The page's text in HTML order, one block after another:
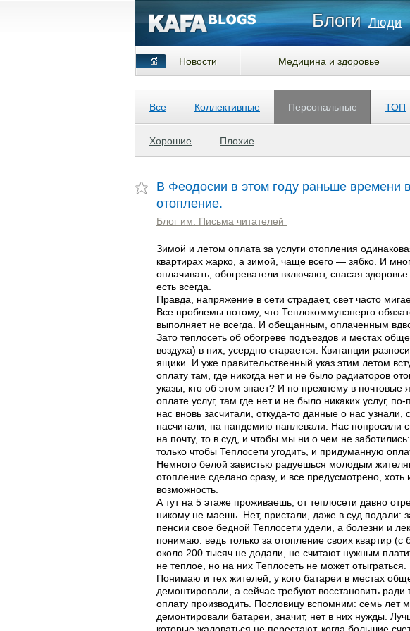
Блоги Люди
Новости Медицина и здоровье
Все Коллективные Персональные
Хорошие Плохие
ТОП
В Феодосии в этом году раньше времени
отопление.
Блог им. Письма читателей
Зимой и летом оплата за услуги отопления
квартирах жарко, а зимой, чаще всего — зябко. И
оплачивать, обогреватели включают, спасая
есть всегда.
Правда, напряжение в сети страдает, свет часто
Все проблемы потому, что Теплокоммунэнерго
выполняет не всегда. И обещанным, оплаченным
Зато теплосеть об обогреве подъездов и местах
воздуха) в них, усердно старается. Квитанции
ящики. И уже правительственный указ этим летом
оплату там, где никогда нет и не было радиаторов
указы, кто об этом знает? И по прежнему в почтовые
оплате услуг, там где нет и не было никаких услуг,
нас вновь засчитали, откуда-то данные о нас узнали,
насчитали, на пандемию наплевали. Нас попросили
на почту, то в суд, и чтобы мы ни о чем не
только чтобы Теплосети угодить, и придуманную
Немного белой завистью радуешься молодым
отопление сделано сразу, и все предусмотрено,
возможность.
А тут на 5 этаже проживаешь, от теплосети давно
никому не маешь. Нет, пристали, даже в суд подали:
пенсии свое бедной Теплосети удели, а болезни и
понимаю: ведь только за отопление своих квартир
около 200 тысяч не додали, не считают нужным
не теплое, но на них Теплосеть не может отыграться.
Понимаю и тех жителей, у кого батареи в местах
демонтировали, а сейчас требуют восстановить ради
оплату производить. Пословицу вспомним: семь
демонтировали батареи, значит, нет в них нужды.